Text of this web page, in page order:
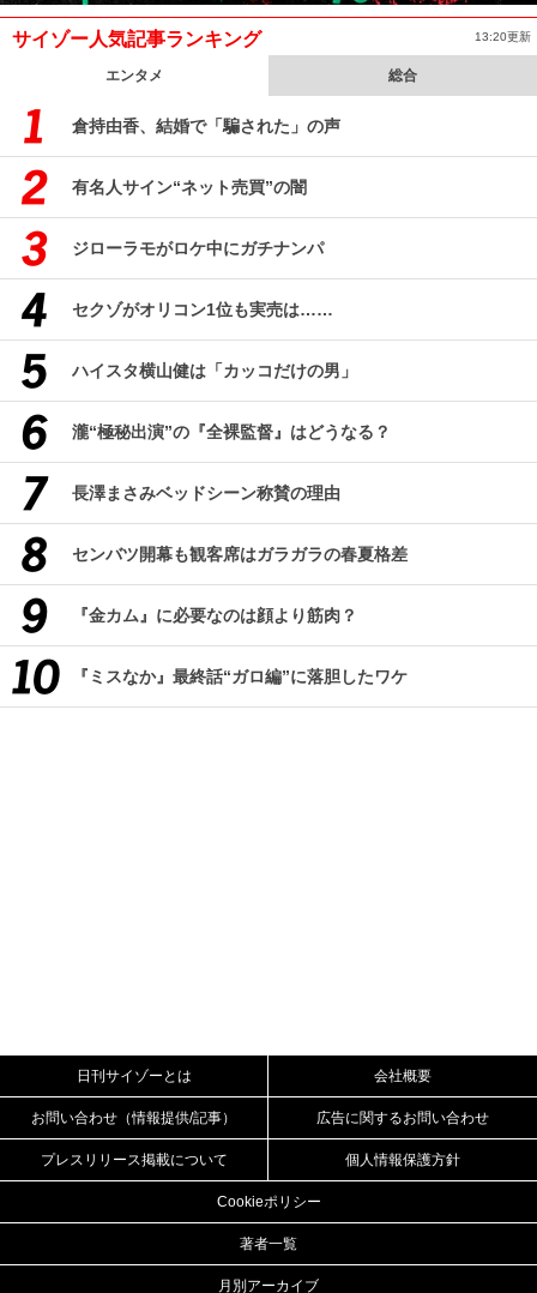
サイゾー人気記事ランキング 13:20更新
エンタメ 総合
倉持由香、結婚で「騙された」の声
有名人サイン“ネット売買”の闇
ジローラモがロケ中にガチナンパ
セクゾがオリコン1位も実売は……
ハイスタ横山健は「カッコだけの男」
瀧“極秘出演”の『全裸監督』はどうなる？
長澤まさみベッドシーン称賛の理由
センバツ開幕も観客席はガラガラの春夏格差
『金カム』に必要なのは顔より筋肉？
『ミスなか』最終話“ガロ編”に落胆したワケ
日刊サイゾーとは 会社概要
お問い合わせ（情報提供/記事） 広告に関するお問い合わせ
プレスリリース掲載について 個人情報保護方針
Cookieポリシー
著者一覧
月別アーカイブ